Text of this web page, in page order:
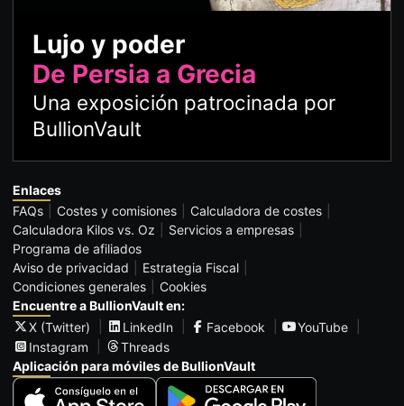
Lujo y poder
De Persia a Grecia
Una exposición patrocinada por
BullionVault
Enlaces
FAQs
Costes y comisiones
Calculadora de costes
Calculadora Kilos vs. Oz
Servicios a empresas
Programa de afiliados
Aviso de privacidad
Estrategia Fiscal
Condiciones generales
Cookies
Encuentre a BullionVault en:
X (Twitter)
LinkedIn Facebook
YouTube
Instagram
Threads
Aplicación para móviles de BullionVault